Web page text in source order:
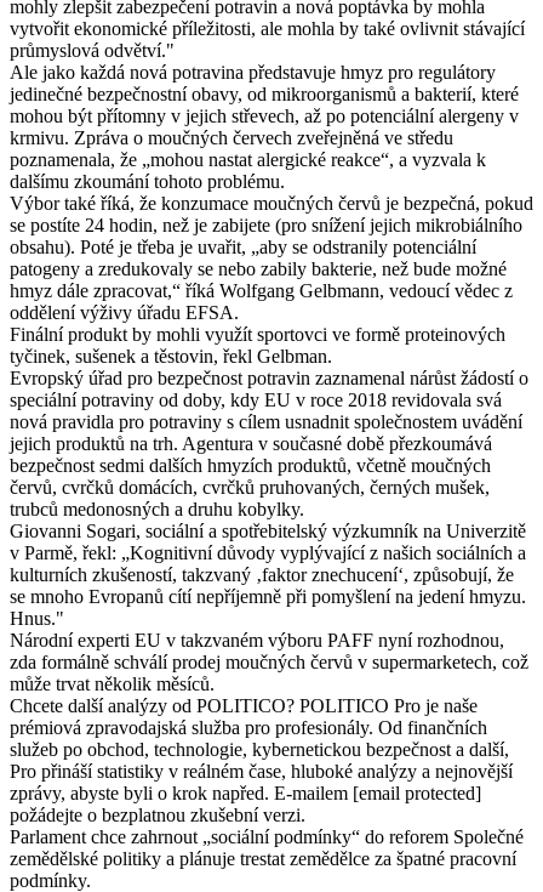
mohly zlepšit zabezpečení potravin a nová poptávka by mohla
vytvořit ekonomické příležitosti, ale mohla by také ovlivnit stávající
průmyslová odvětví."
Ale jako každá nová potravina představuje hmyz pro regulátory
jedinečné bezpečnostní obavy, od mikroorganismů a bakterií, které
mohou být přítomny v jejich střevech, až po potenciální alergeny v
krmivu. Zpráva o moučných červech zveřejněná ve středu
poznamenala, že „mohou nastat alergické reakce“, a vyzvala k
dalšímu zkoumání tohoto problému.
Výbor také říká, že konzumace moučných červů je bezpečná, pokud
se postíte 24 hodin, než je zabijete (pro snížení jejich mikrobiálního
obsahu). Poté je třeba je uvařit, „aby se odstranily potenciální
patogeny a zredukovaly se nebo zabily bakterie, než bude možné
hmyz dále zpracovat,“ říká Wolfgang Gelbmann, vedoucí vědec z
oddělení výživy úřadu EFSA.
Finální produkt by mohli využít sportovci ve formě proteinových
tyčinek, sušenek a těstovin, řekl Gelbman.
Evropský úřad pro bezpečnost potravin zaznamenal nárůst žádostí o
speciální potraviny od doby, kdy EU v roce 2018 revidovala svá
nová pravidla pro potraviny s cílem usnadnit společnostem uvádění
jejich produktů na trh. Agentura v současné době přezkoumává
bezpečnost sedmi dalších hmyzích produktů, včetně moučných
červů, cvrčků domácích, cvrčků pruhovaných, černých mušek,
trubců medonosných a druhu kobylky.
Giovanni Sogari, sociální a spotřebitelský výzkumník na Univerzitě
v Parmě, řekl: „Kognitivní důvody vyplývající z našich sociálních a
kulturních zkušeností, takzvaný ‚faktor znechucení‘, způsobují, že
se mnoho Evropanů cítí nepříjemně při pomyšlení na jedení hmyzu.
Hnus."
Národní experti EU v takzvaném výboru PAFF nyní rozhodnou,
zda formálně schválí prodej moučných červů v supermarketech, což
může trvat několik měsíců.
Chcete další analýzy od POLITICO? POLITICO Pro je naše
prémiová zpravodajská služba pro profesionály. Od finančních
služeb po obchod, technologie, kybernetickou bezpečnost a další,
Pro přináší statistiky v reálném čase, hluboké analýzy a nejnovější
zprávy, abyste byli o krok napřed. E-mailem [email protected]
požádejte o bezplatnou zkušební verzi.
Parlament chce zahrnout „sociální podmínky“ do reforem Společné
zemědělské politiky a plánuje trestat zemědělce za špatné pracovní
podmínky.